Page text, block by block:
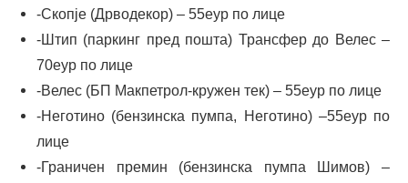
-Скопје (Дрводекор) – 55еур по лице
-Штип (паркинг пред пошта) Трансфер до Велес –
70еур по лице
-Велес (БП Макпетрол-кружен тек) – 55еур по лице
-Неготино (бензинска пумпа, Неготино) –55еур по
лице
-Граничен премин (бензинска пумпа Шимов) –